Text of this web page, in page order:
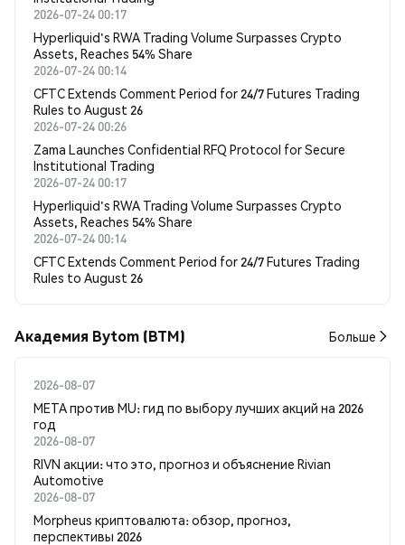
2026-07-24 00:17
Hyperliquid's RWA Trading Volume Surpasses Crypto
Assets, Reaches 54% Share
2026-07-24 00:14
CFTC Extends Comment Period for 24/7 Futures Trading
Rules to August 26
2026-07-24 00:26
Zama Launches Confidential RFQ Protocol for Secure
Institutional Trading
2026-07-24 00:17
Hyperliquid's RWA Trading Volume Surpasses Crypto
Assets, Reaches 54% Share
2026-07-24 00:14
CFTC Extends Comment Period for 24/7 Futures Trading
Rules to August 26
Академия Bytom (BTM) Больше
2026-08-07
META против MU: гид по выбору лучших акций на 2026
год
2026-08-07
RIVN акции: что это, прогноз и объяснение Rivian
Automotive
2026-08-07
Morpheus криптовалюта: обзор, прогноз,
перспективы 2026